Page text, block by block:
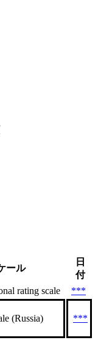
ール
日
付
rating scale
***
(Russia) ***